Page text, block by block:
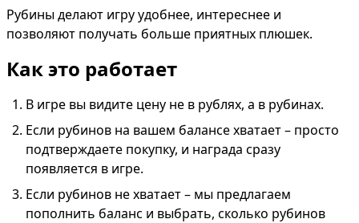
Рубины делают игру удобнее, интереснее и
позволяют получать больше приятных плюшек.
Как это работает
В игре вы видите цену не в рублях, а в рубинах.
Если рубинов на вашем балансе хватает – просто
подтверждаете покупку, и награда сразу
появляется в игре.
Если рубинов не хватает – мы предлагаем
пополнить баланс и выбрать, сколько рубинов